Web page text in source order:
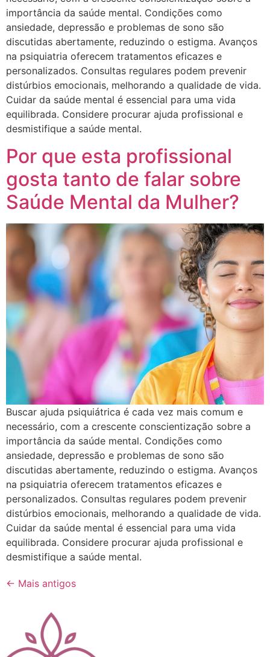
importância da saúde mental. Condições como
ansiedade, depressão e problemas de sono são
discutidas abertamente, reduzindo o estigma. Avanços
na psiquiatria oferecem tratamentos eficazes e
personalizados. Consultas regulares podem prevenir
distúrbios emocionais, melhorando a qualidade de vida.
Cuidar da saúde mental é essencial para uma vida
equilibrada. Considere procurar ajuda profissional e
desmistifique a saúde mental.
Por que esta profissional
gosta tanto de falar sobre
Saúde Mental da Mulher?
Buscar ajuda psiquiátrica é cada vez mais comum e
necessário, com a crescente conscientização sobre a
importância da saúde mental. Condições como
ansiedade, depressão e problemas de sono são
discutidas abertamente, reduzindo o estigma. Avanços
na psiquiatria oferecem tratamentos eficazes e
personalizados. Consultas regulares podem prevenir
distúrbios emocionais, melhorando a qualidade de vida.
Cuidar da saúde mental é essencial para uma vida
equilibrada. Considere procurar ajuda profissional e
desmistifique a saúde mental.
← Mais antigos